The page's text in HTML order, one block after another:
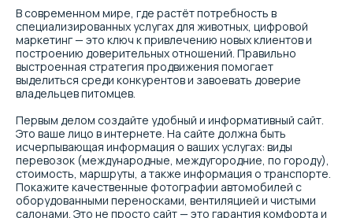
В современном мире, где растёт потребность в
специализированных услугах для животных, цифровой
маркетинг — это ключ к привлечению новых клиентов и
построению доверительных отношений. Правильно
выстроенная стратегия продвижения помогает
выделиться среди конкурентов и завоевать доверие
владельцев питомцев.
Первым делом создайте удобный и информативный сайт.
Это ваше лицо в интернете. На сайте должна быть
исчерпывающая информация о ваших услугах: виды
перевозок (международные, междугородние, по городу),
стоимость, маршруты, а также информация о транспорте.
Покажите качественные фотографии автомобилей с
оборудованными переносками, вентиляцией и чистыми
салонами. Это не просто сайт — это гарантия комфорта и
Комплексные решения
Сразу узнаем цели разработки
сайта. Если необходимо
предлагаем сразу подготовить
сайт под поисковое продвижение
Предоставляем план бюджета на
рекламу на месяц, полугодие, год